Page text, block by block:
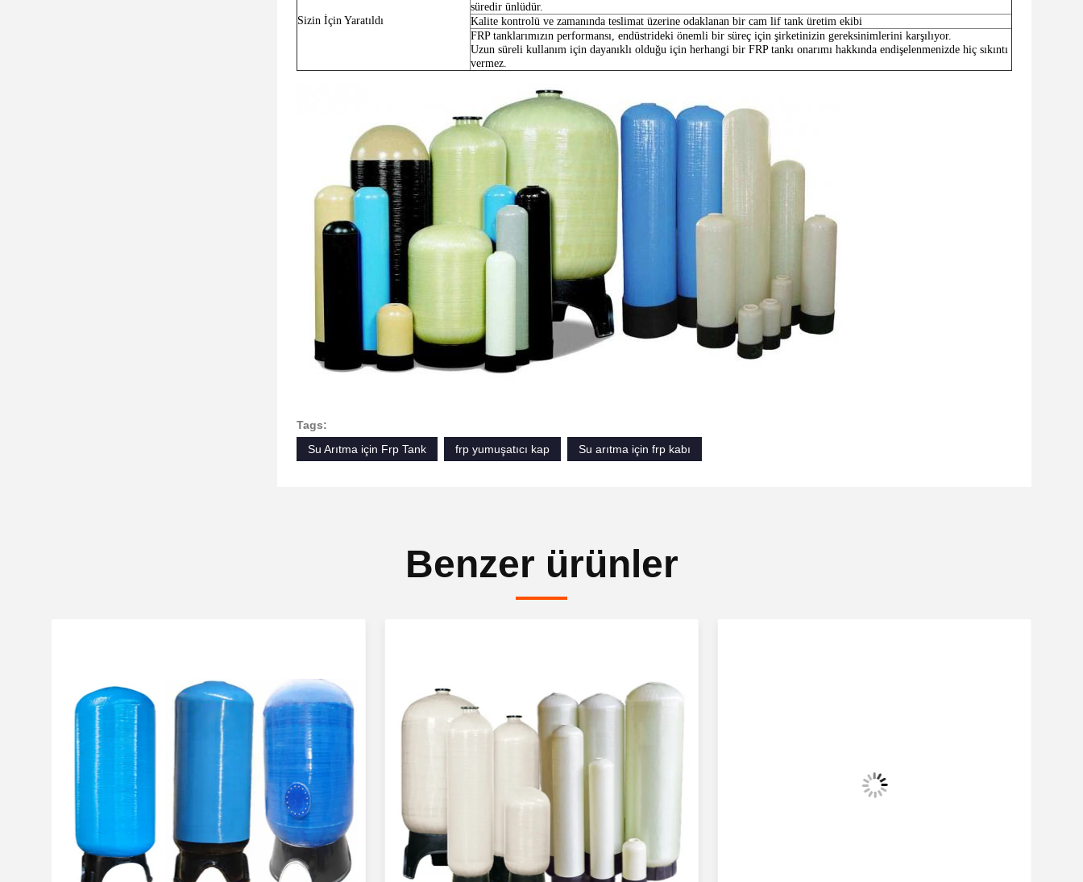
Sizin İçin Yaratıldı
süredir ünlüdür.
Kalite kontrolü ve zamanında teslimat üzerine odaklanan bir cam lif tank üretim ekibi
FRP tanklarımızın performansı, endüstrideki önemli bir süreç için şirketinizin gereksinimlerini karşılıyor.
Uzun süreli kullanım için dayanıklı olduğu için herhangi bir FRP tankı onarımı hakkında endişelenmenizde hiç sıkıntı
vermez.
Tags:
Su Arıtma için Frp Tank
frp yumuşatıcı kap Su arıtma için frp kabı
Benzer ürünler